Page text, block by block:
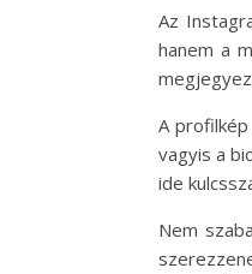
Az
hanem a
A
vagyis a
ide
Nem